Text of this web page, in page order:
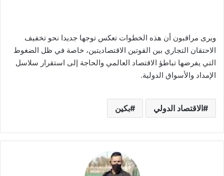
ويرى مراقبون أن هذه الخطوات تعكس توجها جديدا نحو تخفيف
الاحتقان التجاري بين القوتين الاقتصاديتين، خاصة في ظل الضغوط
التي يفرضها تباطؤ الاقتصاد العالمي والحاجة إلى استقرار سلاسل
الإمداد والأسواق الدولية.
الاقتصاد الدولي بكين